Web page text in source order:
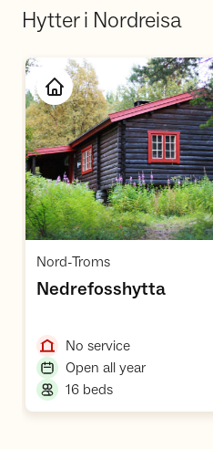
Hytter i Nordreisa
Open cabin
Nord-Troms,
Nedrefosshytta,
No service,
Open all year,
16 beds,